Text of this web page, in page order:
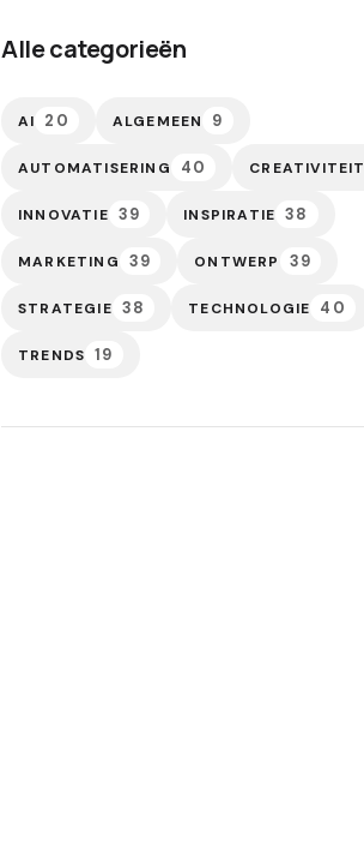
Alle categorieën
AI 20 ALGEMEEN 9
AUTOMATISERING 40 CREATIVITEIT
INNOVATIE 39 INSPIRATIE 38
MARKETING 39 ONTWERP 39
STRATEGIE 38 TECHNOLOGIE 40
TRENDS 19